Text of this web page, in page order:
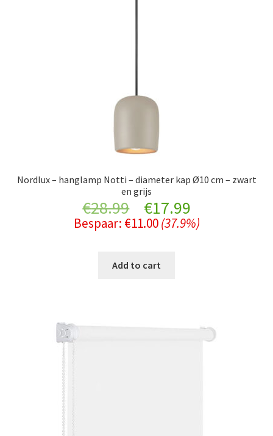
Nordlux – hanglamp Notti – diameter kap Ø10 cm – zwart
en grijs
€28.99
Original
price
was:
€17.99Current
price
Bespaar: €11.00 (37.9%)
Add to cart